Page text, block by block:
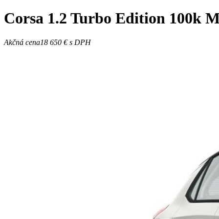
Corsa 1.2 Turbo Edition 100k
Akčná cena18 650 €s DPH